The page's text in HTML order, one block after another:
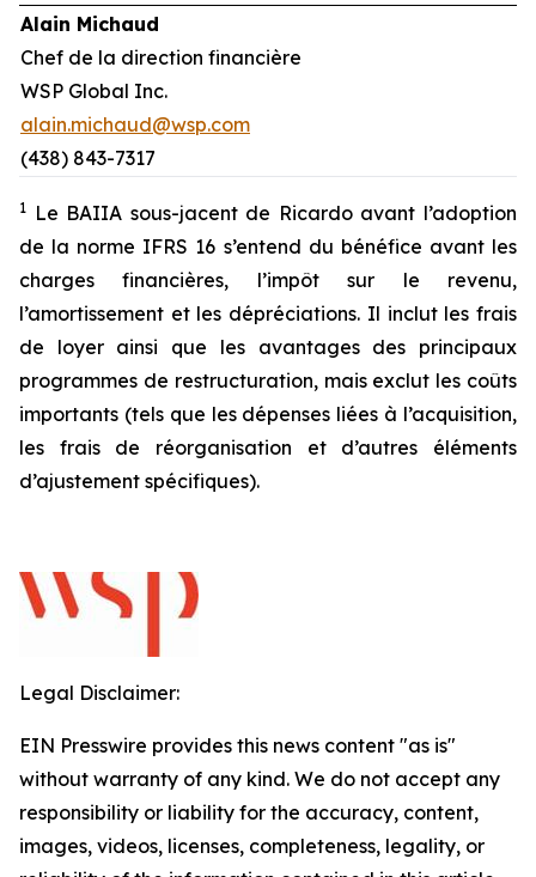
Alain Michaud
Chef de la direction financière
WSP Global Inc.
alain.michaud@wsp.com
(438) 843-7317
1 Le BAIIA sous-jacent de Ricardo avant l’adoption
de la norme IFRS 16 s’entend du bénéfice avant les
charges financières, l’impôt sur le revenu,
l’amortissement et les dépréciations. Il inclut les frais
de loyer ainsi que les avantages des principaux
programmes de restructuration, mais exclut les coûts
importants (tels que les dépenses liées à l’acquisition,
les frais de réorganisation et d’autres éléments
d’ajustement spécifiques).
Legal Disclaimer:
EIN Presswire provides this news content "as is"
without warranty of any kind. We do not accept any
responsibility or liability for the accuracy, content,
images, videos, licenses, completeness, legality, or